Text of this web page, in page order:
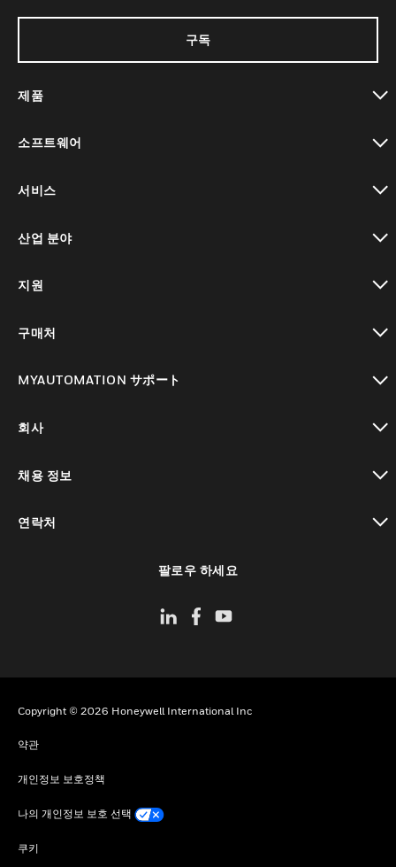
구독
제품
소프트웨어
서비스
산업 분야
지원
구매처
MYAUTOMATION サポート
회사
채용 정보
연락처
팔로우 하세요
Copyright © 2026 Honeywell International Inc
약관
개인정보 보호정책
나의 개인정보 보호 선택
쿠키